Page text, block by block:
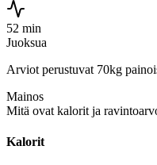
52 min
Juoksua
Arviot perustuvat 70kg
Mainos
Mitä ovat kalorit ja
Kalorit